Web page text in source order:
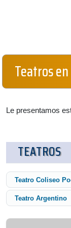
Teatros
Le presentamos
TEATROS
Teatro Coliseo
Teatro Argentino